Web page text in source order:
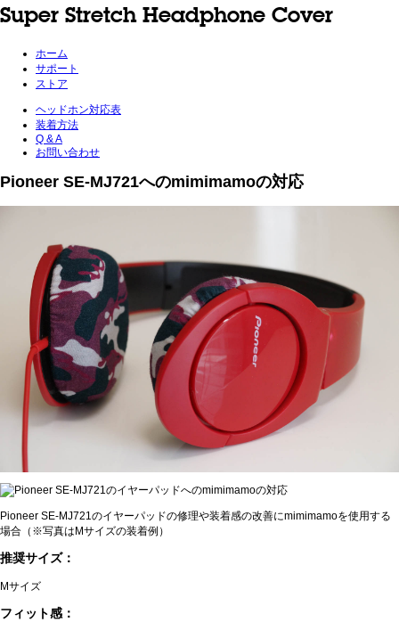
Super Stretch Headphone Cover
ホーム
サポート
ストア
ヘッドホン対応表
装着方法
Q & A
お問い合わせ
Pioneer SE-MJ721へのmimimamoの対応
Pioneer SE-MJ721のイヤーパッドの修理や装着感の改善にmimimamoを使用する
場合（※写真はMサイズの装着例）
推奨サイズ：
Mサイズ
フィット感：